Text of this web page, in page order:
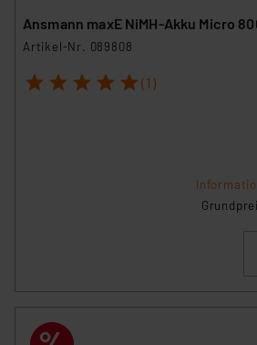
Ansmann maxE NiMH-Akku Micro
Artikel-Nr. 089808
1 2 3 4 5 (1)